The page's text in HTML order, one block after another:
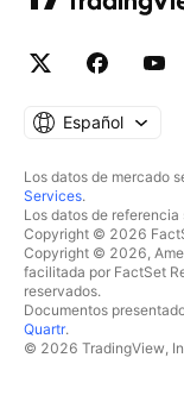
Español
Los datos de mercado
Services.
Los datos de
Copyright © 2026
Copyright © 2026,
facilitada por FactSet
reservados.
Documentos
Quartr.
© 2026 TradingView,